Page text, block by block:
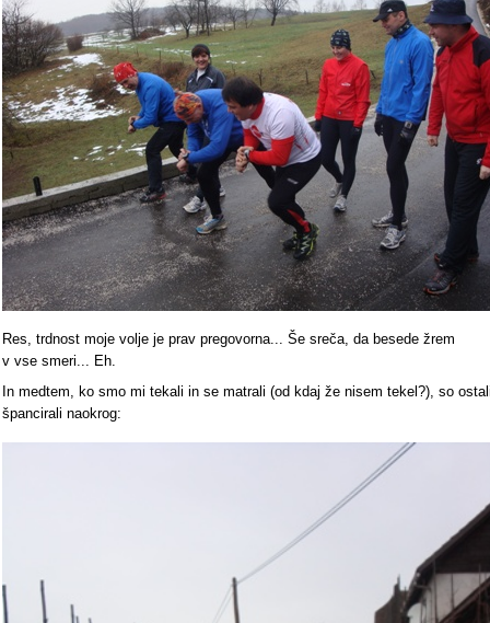
Res, trdnost moje volje je prav pregovorna... Še sreča, da besede žrem
v vse smeri... Eh.
In medtem, ko smo mi tekali in se matrali (od kdaj že nisem tekel?), so
špancirali naokrog: